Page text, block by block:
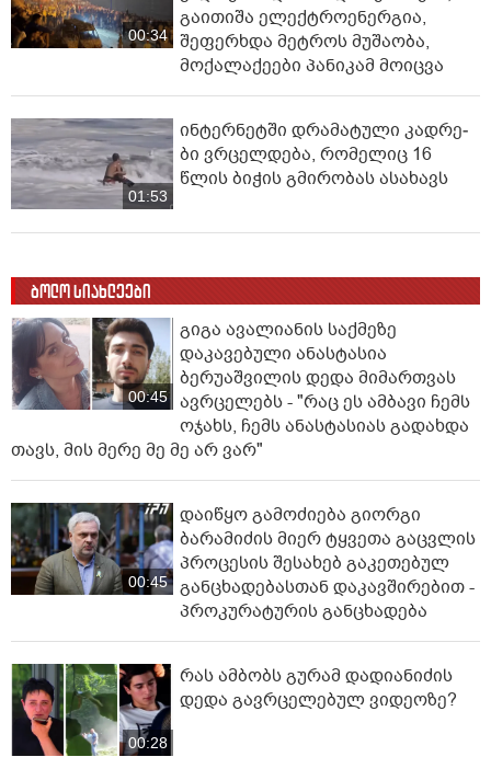
00:34
გაითიშა ელექტროენერგია,
შეფერხდა მეტროს მუშაობა,
მოქალაქეები პანიკამ მოიცვა
01:53
ინ­ტერ­ნეტ­ში დრა­მა­ტუ­ლი კად­რე­
ბი ვრცელდება, რომელიც 16
წლის ბიჭის გმირობას ასახავს
ბოლო სიახლეები
00:45
გიგა ავალიანის საქმეზე
დაკავებული ანასტასია
ბერუაშვილის დედა მიმართვას
ავრცელებს - "რაც ეს ამბავი ჩემს
ოჯახს, ჩემს ანასტასიას გადახდა
თავს, მის მერე მე მე არ ვარ"
00:45
დაიწყო გამოძიება გიორგი
ბარამიძის მიერ ტყვეთა გაცვლის
პროცესის შესახებ გაკეთებულ
განცხადებასთან დაკავშირებით -
პროკურატურის განცხადება
00:28
რას ამბობს გურამ დადიანიძის
დედა გავრცელებულ ვიდეოზე?